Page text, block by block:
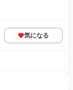
気になる